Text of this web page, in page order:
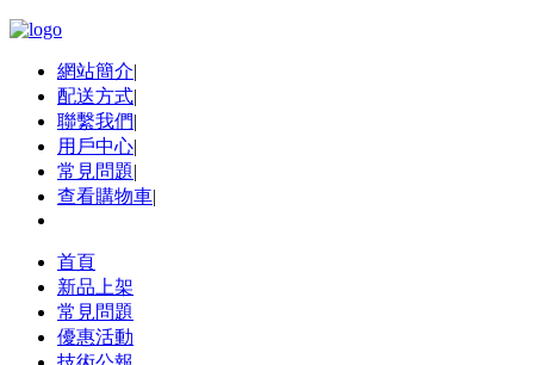
網站簡介|
配送方式|
聯繫我們|
用戶中心|
常見問題|
查看購物車|
首頁
新品上架
常見問題
優惠活動